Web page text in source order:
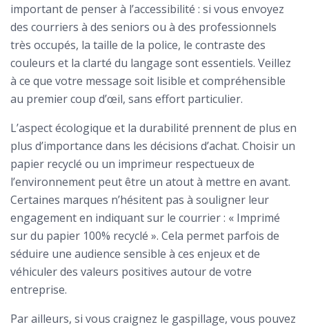
important de penser à l’accessibilité : si vous envoyez
des courriers à des seniors ou à des professionnels
très occupés, la taille de la police, le contraste des
couleurs et la clarté du langage sont essentiels. Veillez
à ce que votre message soit lisible et compréhensible
au premier coup d’œil, sans effort particulier.
L’aspect écologique et la durabilité prennent de plus en
plus d’importance dans les décisions d’achat. Choisir un
papier recyclé ou un imprimeur respectueux de
l’environnement peut être un atout à mettre en avant.
Certaines marques n’hésitent pas à souligner leur
engagement en indiquant sur le courrier : « Imprimé
sur du papier 100% recyclé ». Cela permet parfois de
séduire une audience sensible à ces enjeux et de
véhiculer des valeurs positives autour de votre
entreprise.
Par ailleurs, si vous craignez le gaspillage, vous pouvez